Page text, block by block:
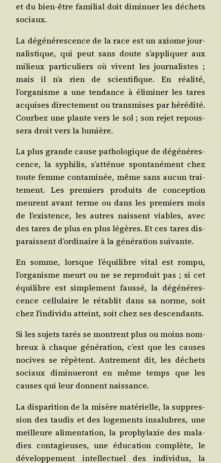
et du bien-être fami­lial doit dimi­nuer les déchets
sociaux.
La dégé­né­res­cence de la race est un axiome jour­
na­lis­tique, qui peut sans doute s’appliquer aux
milieux par­ti­cu­liers où vivent les jour­na­listes ;
mais il n’a rien de scien­ti­fique. En réa­li­té,
l’organisme a une ten­dance à éli­mi­ner les tares
acquises direc­te­ment ou trans­mises par héré­di­té.
Cour­bez une plante vers le sol ; son rejet repous­
se­ra droit vers la lumière.
La plus grande cause patho­lo­gique de dégé­né­res­
cence, la syphi­lis, s’atténue spon­ta­né­ment chez
toute femme conta­mi­née, même sans aucun trai­
te­ment. Les pre­miers pro­duits de concep­tion
meurent avant terme ou dans les pre­miers mois
de l’existence, les autres naissent viables, avec
des tares de plus en plus légères. Et ces tares dis­
pa­raissent d’ordinaire à la géné­ra­tion suivante.
En somme, lorsque l’équilibre vital est rom­pu,
l’organisme meurt ou ne se repro­duit pas ; si cet
équi­libre est sim­ple­ment faus­sé, la dégé­né­res­
cence cel­lu­laire le réta­blit dans sa norme, soit
chez l’individu atteint, soit chez ses descendants.
Si les sujets tarés se montrent plus ou moins nom­
breux à chaque géné­ra­tion, c’est que les causes
nocives se répètent. Autre­ment dit, les déchets
sociaux dimi­nue­ront en même temps que les
causes qui leur donnent naissance.
La dis­pa­ri­tion de la misère maté­rielle, la sup­pres­
sion des tau­dis et des loge­ments insa­lubres, une
meilleure ali­men­ta­tion, la pro­phy­laxie des mala­
dies conta­gieuses, une édu­ca­tion com­plète, le
déve­lop­pe­ment intel­lec­tuel des indi­vi­dus, la